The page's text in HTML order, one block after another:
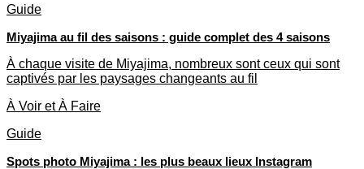
Guide
Miyajima au fil des saisons : guide complet des 4 saisons
À chaque visite de Miyajima, nombreux sont ceux qui sont
captivés par les paysages changeants au fil
À Voir et À Faire
Guide
Spots photo Miyajima : les plus beaux lieux Instagram